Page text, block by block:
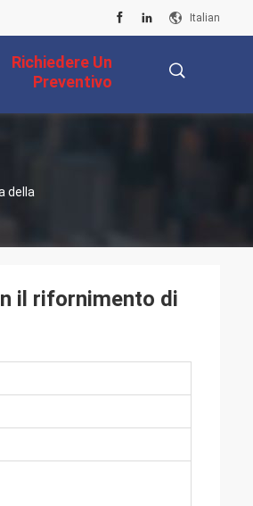
Italian
Richiedere Un
Preventivo
della
il rifornimento di